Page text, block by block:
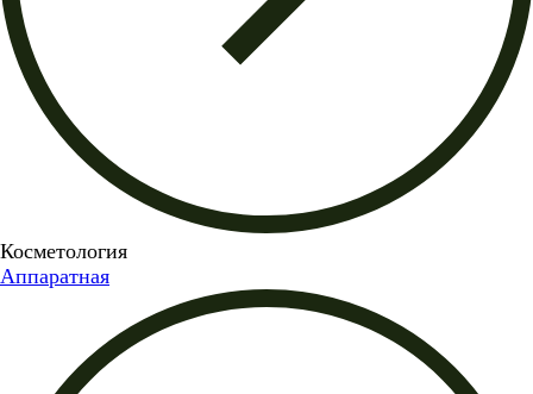
Косметология
Аппаратная